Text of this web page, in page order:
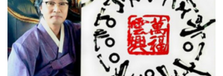
on—how others perceive and judge us—is often defined visually through what
we wear. A sophisticated and stylish visual presence can bring admiration and
happiness. I believe in expressing oneself through the positive power of visua
l design and strive to maintain a design philosophy centered on this “visual nar
rative.” [Squid Game] Squid Game was not just a video production—it became
a cultural phenomenon that engraved the name “Korea” in the minds of peopl
e across the globe. When we think of Squid Game, the iconic circle, triangle, an
d square shapes come to mind, combined with vivid pink tones and striking vi